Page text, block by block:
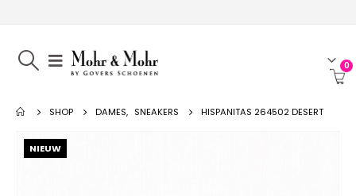
0
SHOP DAMES, SNEAKERS HISPANITAS 264502 DESERT
NIEUW